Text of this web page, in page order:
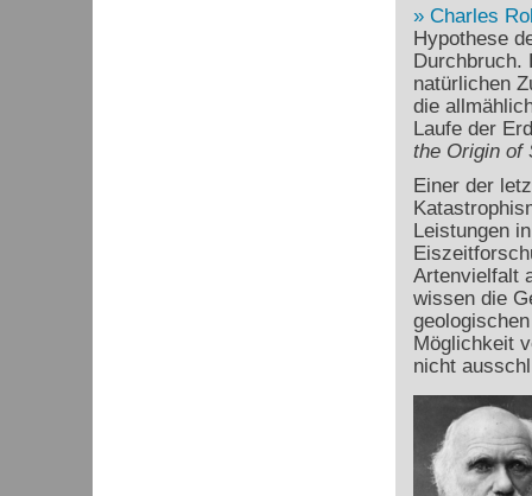
Charles
Hypothese
Durchbruch.
natürlichen
die
Laufe der
the Origin of
Einer der
Leistungen
Artenvielfalt
wissen die
Möglichkeit
nicht